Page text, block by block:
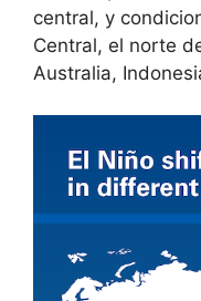
central, y
Central, el norte
Australia,